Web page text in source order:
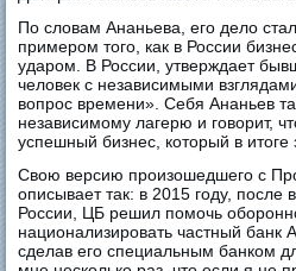
По словам Ананьева, его дело
примером того, как в России
ударом. В России, утверждает
человек с независимыми
вопрос времени». Себя Ананьев
независимому лагерю и говорит,
успешный бизнес, который в итоге
Свою версию произошедшего с
описывает так: в 2015 году, после
России, ЦБ решил помочь
национализировать частный банк
сделав его специальным банком